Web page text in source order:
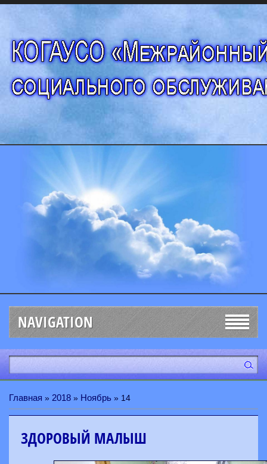
NAVIGATION
Главная » 2018 » Ноябрь » 14
ЗДОРОВЫЙ МАЛЫШ